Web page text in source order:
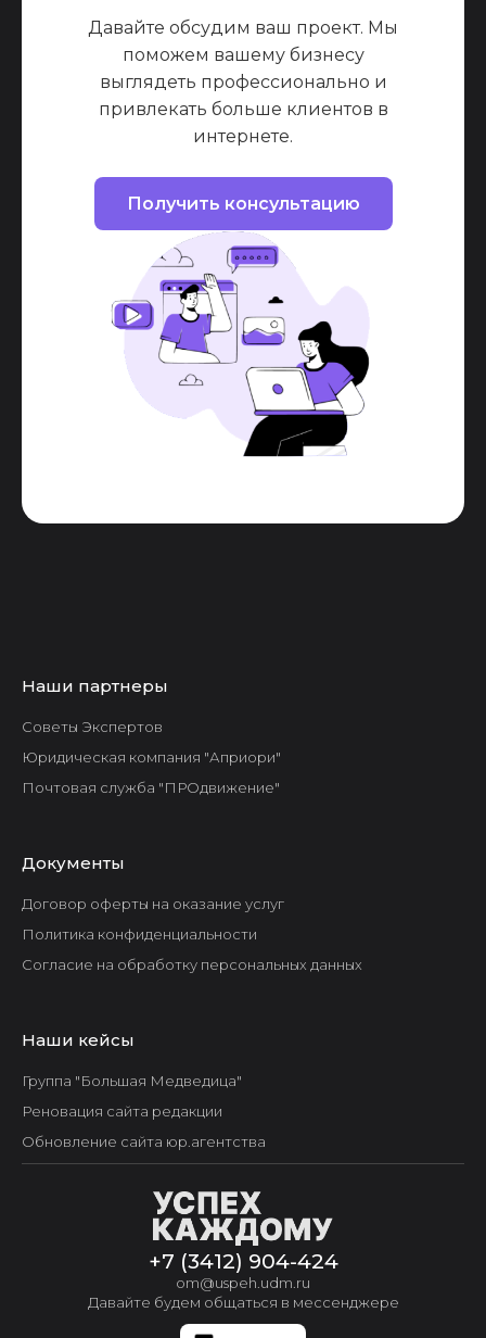
Давайте обсудим ваш проект. Мы
поможем вашему бизнесу
выглядеть профессионально и
привлекать больше клиентов в
интернете.
Получить консультацию
Наши партнеры
Советы Экспертов
Юридическая компания "Априори"
Почтовая служба "ПРОдвижение"
Документы
Договор оферты на оказание услуг
Политика конфиденциальности
Согласие на обработку персональных данных
Наши кейсы
Группа "Большая Медведица"
Реновация сайта редакции
Обновление сайта юр.агентства
+7 (3412) 904-424
om@uspeh.udm.ru
Давайте будем общаться в мессенджере